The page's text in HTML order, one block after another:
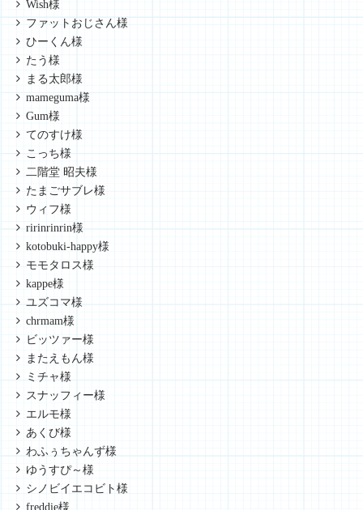
Wish様
ファットおじさん様
ひーくん様
たう様
まる太郎様
mameguma様
Gum様
てのすけ様
こっち様
二階堂 昭夫様
たまごサブレ様
ウィフ様
ririnrinrin様
kotobuki-happy様
モモタロス様
kappe様
ユズコマ様
chrmam様
ビッツァー様
またえもん様
ミチャ様
スナッフィー様
エルモ様
あくび様
わふぅちゃんず様
ゆうすぴ～様
シノビイエコビト様
freddie様